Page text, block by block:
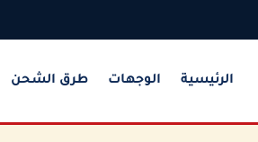
الرئيسية الوجهات طرق الشحن